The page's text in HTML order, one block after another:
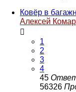
Ковёр в
Алексей
1
2
3
4
45
56326